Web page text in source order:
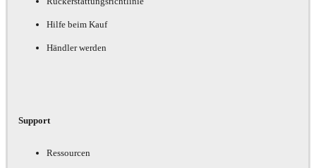
Hilfe beim Kauf
Händler werden
Support
Ressourcen